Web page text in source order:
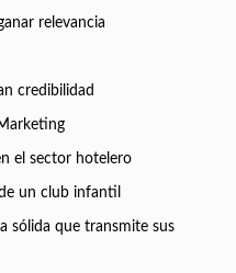
relevancia
credibilidad
el sector hotelero
un club infantil
sólida que transmite sus